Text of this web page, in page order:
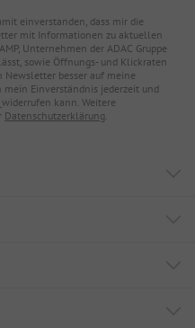
einverstanden, dass mir die
mit Informationen zu aktuellen
Unternehmen der ADAC Gruppe
sowie Öffnungs- und Klickraten
Newsletter besser auf meine
mein Einverständnis jederzeit und
widerrufen kann. Weitere
Datenschutzerklärung.